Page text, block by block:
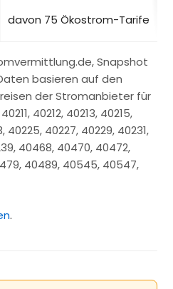
davon 75 Ökostrom-Tarife
Snapshot
basieren auf den
der Stromanbieter für
40212, 40213, 40215,
40225, 40227, 40229, 40231,
40468, 40470, 40472,
40489, 40545, 40547,
.